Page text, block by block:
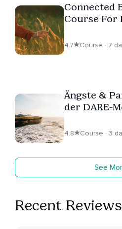
Connected
Course For
4.7 Course · 7
Ängste &
der DARE-
4.8 Course · 3
See
Recent Reviews